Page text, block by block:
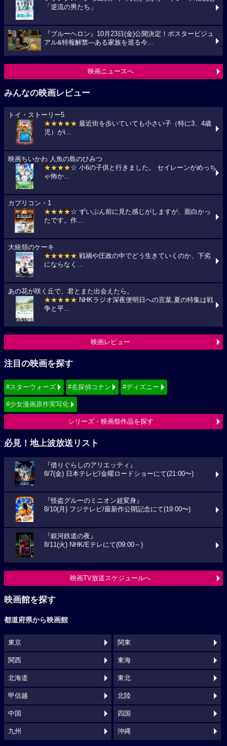
「逆流の男たち」
『ブルーヘロン』10月23日(金)公開決定！ポスタービジュ
アル&特報解禁―ある家族を巡る今...
映画ニュースへ
みんなの映画レビュー
トイ・ストーリー5
★★★★★ 最近街を歩いていても小さい子（特に3、4歳
児）がi...
映画ちいかわ 人魚の島のひみつ
★★★★☆ 小6の子供と行きました。 セイレーンがめっち
ゃ怖か...
カプリコン・1
★★★★☆ ずいぶん前に見た感じがしますが、面白かっ
たです。作...
大統領のケーキ
★★★★★ 戦禍や圧政の中でどう生きていくのか、下劣
にならなく...
あの花が咲く丘で、君とまた出会えたら。
★★★★★ NHKラジオ深夜便明日への言葉,夏の特集は戦
争と平...
映画レビュー
注目の映画を探す
#スターウォーズ #名探偵コナン #ディズニー
#少女漫画原作実写化
シリーズ・映画祭作品を探す
必見！地上波放送リスト
『借りぐらしのアリエッティ』
8/7(金) 日本テレビ/金曜ロードショーにて(21:00〜)
『怪盗グルーのミニオン超変身』
8/10(月) フジテレビ/最新作公開記念にて(19:00〜)
『銀河鉄道の夜』
8/11(火) NHK/Eテレにて(09:00～)
映画TV放送スケジュールへ
映画館を探す
都道府県から映画館
東京 関東
関西 東海
北海道 東北
甲信越 北陸
中国 四国
九州 沖縄